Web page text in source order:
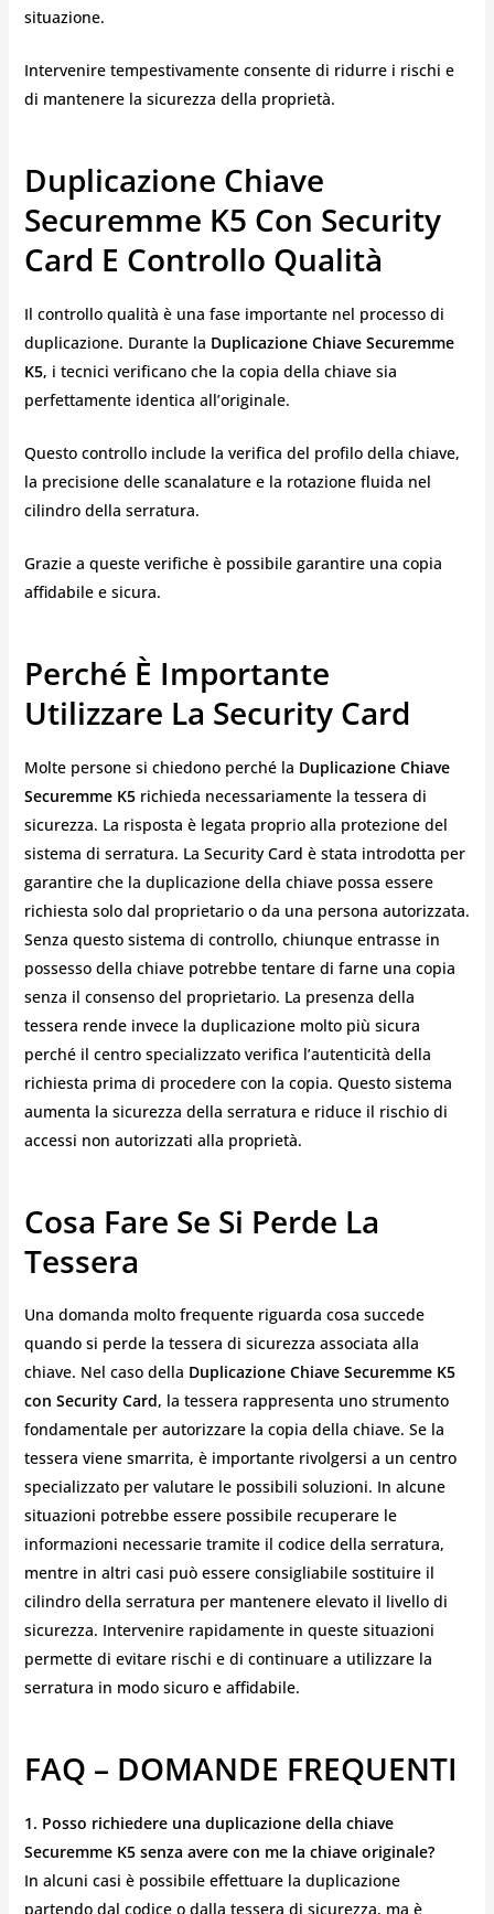
situazione.
Intervenire tempestivamente consente di ridurre i rischi e
di mantenere la sicurezza della proprietà.
Duplicazione Chiave
Securemme K5 Con Security
Card E Controllo Qualità
Il controllo qualità è una fase importante nel processo di
duplicazione. Durante la Duplicazione Chiave Securemme
K5, i tecnici verificano che la copia della chiave sia
perfettamente identica all’originale.
Questo controllo include la verifica del profilo della chiave,
la precisione delle scanalature e la rotazione fluida nel
cilindro della serratura.
Grazie a queste verifiche è possibile garantire una copia
affidabile e sicura.
Perché È Importante
Utilizzare La Security Card
Molte persone si chiedono perché la Duplicazione Chiave
Securemme K5richieda necessariamente la tessera di
sicurezza. La risposta è legata proprio alla protezione del
sistema di serratura. La Security Card è stata introdotta per
garantire che la duplicazione della chiave possa essere
richiesta solo dal proprietario o da una persona autorizzata.
Senza questo sistema di controllo, chiunque entrasse in
possesso della chiave potrebbe tentare di farne una copia
senza il consenso del proprietario. La presenza della
tessera rende invece la duplicazione molto più sicura
perché il centro specializzato verifica l’autenticità della
richiesta prima di procedere con la copia. Questo sistema
aumenta la sicurezza della serratura e riduce il rischio di
accessi non autorizzati alla proprietà.
Cosa Fare Se Si Perde La
Tessera
Una domanda molto frequente riguarda cosa succede
quando si perde la tessera di sicurezza associata alla
chiave. Nel caso della Duplicazione Chiave Securemme K5
con Security Card, la tessera rappresenta uno strumento
fondamentale per autorizzare la copia della chiave. Se la
tessera viene smarrita, è importante rivolgersi a un centro
specializzato per valutare le possibili soluzioni. In alcune
situazioni potrebbe essere possibile recuperare le
informazioni necessarie tramite il codice della serratura,
mentre in altri casi può essere consigliabile sostituire il
cilindro della serratura per mantenere elevato il livello di
sicurezza. Intervenire rapidamente in queste situazioni
permette di evitare rischi e di continuare a utilizzare la
serratura in modo sicuro e affidabile.
FAQ – DOMANDE FREQUENTI
1. Posso richiedere una duplicazione della chiave
Securemme K5 senza avere con me la chiave originale?
In alcuni casi è possibile effettuare la duplicazione
partendo dal codice o dalla tessera di sicurezza, ma è